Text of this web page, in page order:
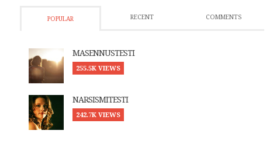
POPULAR RECENT COMMENTS
MASENNUSTESTI
255.5K VIEWS
NARSISMITESTI
242.7K VIEWS